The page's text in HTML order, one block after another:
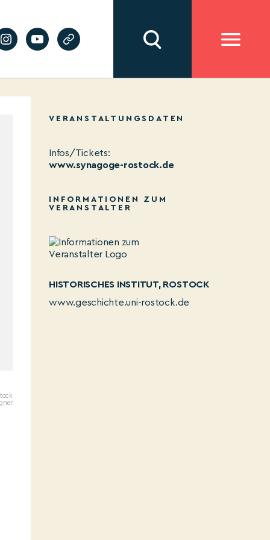
VERANSTALTUNGSDATEN
Infos/Tickets:
www.synagoge-rostock.de
INFORMATIONEN ZUM
VERANSTALTER
HISTORISCHES INSTITUT, ROSTOCK
www.geschichte.uni-rostock.de